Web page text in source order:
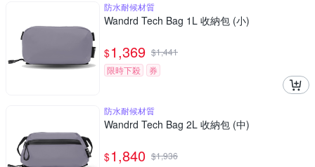
防水耐候材質
Wandrd Tech Bag 1L 收納包 (小)
$1,369 $1,441
限時下殺
券
防水耐候材質
Wandrd Tech Bag 2L 收納包 (中)
$1,840 $1,936